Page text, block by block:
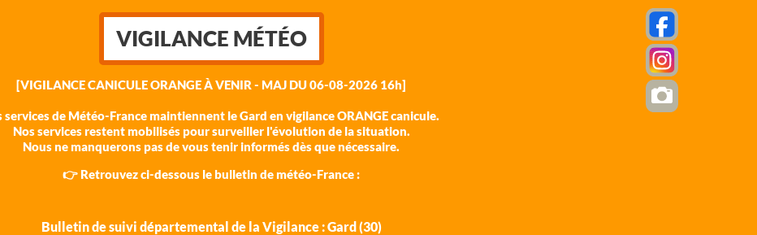
VIGILANCE MÉTÉO
[VIGILANCE CANICULE ORANGE À VENIR - MAJ DU 06-08-2026 16h]
services de Météo-France maintiennent le Gard en vigilance ORANGE canicule.
Nos services restent mobilisés pour surveiller l'évolution de la situation.
Nous ne manquerons pas de vous tenir informés dès que nécessaire.
👉 Retrouvez ci-dessous le bulletin de météo-France :
Bulletin de suivi départemental de la Vigilance : Gard (30)